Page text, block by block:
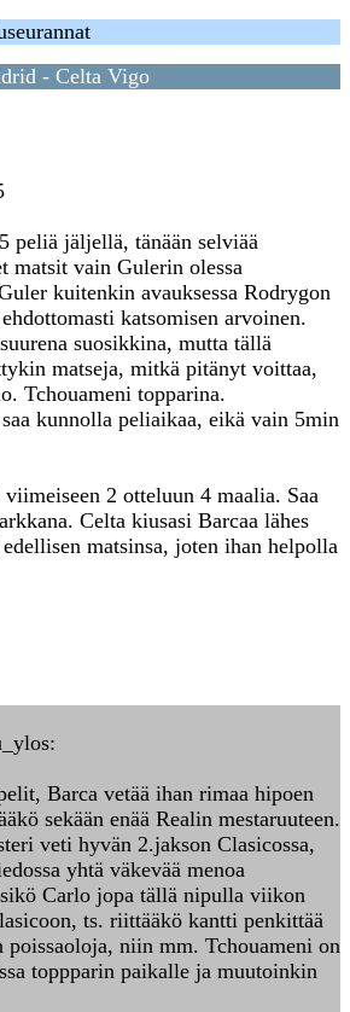
- Celta Vigo
peliä jäljellä, tänään selviää
matsit vain Gulerin olessa
kuitenkin avauksessa Rodrygon
katsomisen arvoinen.
suosikkina, mutta tällä
matseja, mitkä pitänyt voittaa,
Tchouameni topparina.
kunnolla peliaikaa, eikä vain 5min
2 otteluun 4 maalia. Saa
Celta kiusasi Barcaa lähes
matsinsa, joten ihan helpolla
Barca vetää ihan rimaa hipoen
sekään enää Realin mestaruuteen.
veti hyvän 2.jakson Clasicossa,
yhtä väkevää menoa
Carlo jopa tällä nipulla viikon
ts. riittääkö kantti penkittää
poissaoloja, niin mm. Tchouameni on
toppparin paikalle ja muutoinkin